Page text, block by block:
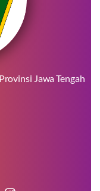
Jawa Tengah